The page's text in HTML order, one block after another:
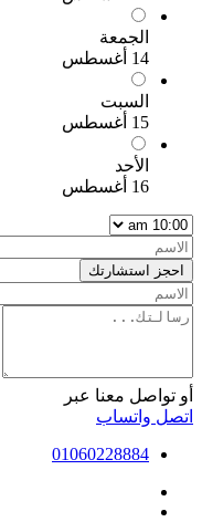
الجمعة
14 أغسطس
السبت
15 أغسطس
الأحد
16 أغسطس
احجز استشارتك
أو تواصل معنا عبر
اتصل واتساب
01060228884